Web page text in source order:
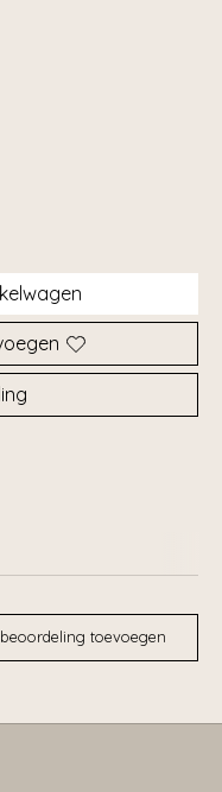
toevoegen